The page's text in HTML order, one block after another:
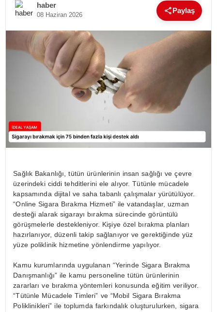
haber
08 Haziran 2026 Paylaş
Sağlık Bakanlığı, tütün ürünlerinin insan sağlığı ve çevre
üzerindeki ciddi tehditlerini ele alıyor. Tütünle mücadele
kapsamında dijital ve saha tabanlı çalışmalar yürütülüyor.
“Online Sigara Bırakma Hizmeti” ile vatandaşlar, uzman
desteği alarak sigarayı bırakma sürecinde görüntülü
görüşmelerle destekleniyor. Kişiye özel bırakma planları
hazırlanıyor, düzenli takip sağlanıyor ve gerektiğinde yüz
yüze poliklinik hizmetine yönlendirme yapılıyor.
Kamu kurumlarında uygulanan “Yerinde Sigara Bırakma
Danışmanlığı” ile kamu personeline tütün ürünlerinin
zararları ve bırakma yöntemleri konusunda eğitim veriliyor.
“Tütünle Mücadele Timleri” ve “Mobil Sigara Bırakma
Poliklinikleri” ile toplumda farkındalık oluşturulurken, sigara